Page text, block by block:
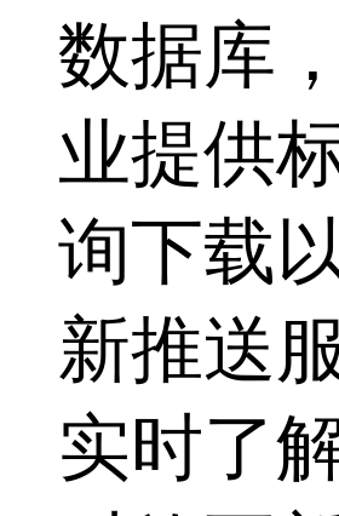
数据库
业提供
询下载
新推送
实时了